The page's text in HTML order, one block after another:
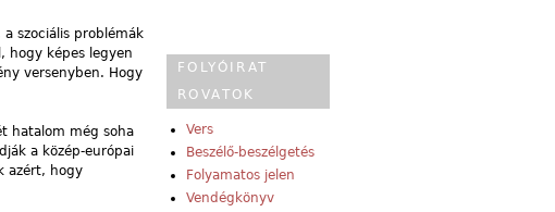
szociális problémák
hogy képes legyen
versenyben. Hogy
hatalom még soha
a közép-európai
azért, hogy
FOLYÓIRAT
ROVATOK
Vers
Beszélő-beszélgetés
Folyamatos jelen
Vendégkönyv